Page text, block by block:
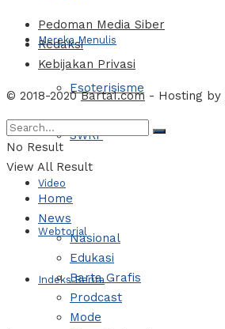
Mereka Menulis
Esoterisisme
SWRF
Video
Webtorial
Indeks Berita
Pedoman Media Siber
Redaksi
Kebijakan Privasi
© 2018-2020Barta1.com - Hosting by
No Result
View All Result
Home
News
Nasional
Edukasi
Barta Grafis
Prodcast
Mode